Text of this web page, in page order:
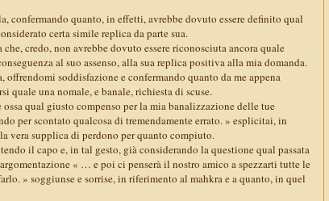
confermando quanto, in effetti, avrebbe dovuto essere definito qual
certa simile replica da parte sua.
credo, non avrebbe dovuto essere riconosciuta ancora quale
al suo assenso, alla sua replica positiva alla mia domanda.
soddisfazione e confermando quanto da me appena
quale una nomale, e banale, richiesta di scuse.
qual giusto compenso per la mia banalizzazione delle tue
per scontato qualcosa di tremendamente errato. » esplicitai, in
vera supplica di perdono per quanto compiuto.
il capo e, in tal gesto, già considerando la questione qual passata
« … e poi ci penserà il nostro amico a spezzarti tutte le
» soggiunse e sorrise, in riferimento al mahkra e a quanto, in quel